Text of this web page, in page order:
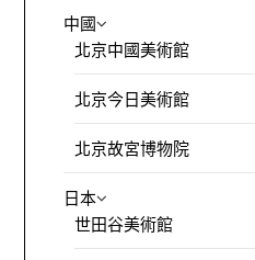
中國
北京中國美術館
北京今日美術館
北京故宮博物院
日本
世田谷美術館